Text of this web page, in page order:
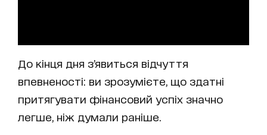
До кінця дня з’явиться відчуття
впевненості: ви зрозумієте, що здатні
притягувати фінансовий успіх значно
легше, ніж думали раніше.